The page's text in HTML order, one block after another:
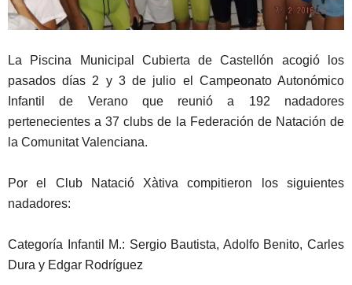
La Piscina Municipal Cubierta de Castellón acogió los
pasados días 2 y 3 de julio el Campeonato Autonómico
Infantil de Verano que reunió a 192 nadadores
pertenecientes a 37 clubs de la Federación de Natación de
la Comunitat Valenciana.
Por el Club Natació Xàtiva compitieron los siguientes
nadadores:
Categoría Infantil M.: Sergio Bautista, Adolfo Benito, Carles
Dura y Edgar Rodríguez